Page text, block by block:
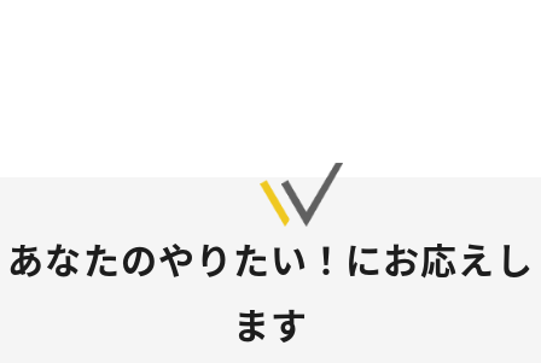
あなたのやりたい！にお応えし
ます